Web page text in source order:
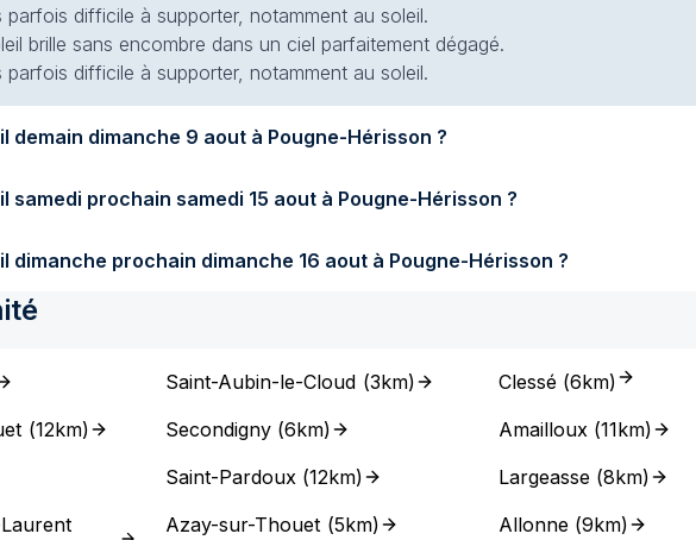
parfois difficile à supporter, notamment au soleil.
brille sans encombre dans un ciel parfaitement dégagé.
parfois difficile à supporter, notamment au soleil.
Quel temps fera-t-il demain dimanche 9 aout à Pougne-Hérisson ?
Quel temps fera-t-il samedi prochain samedi 15 aout à Pougne-Hérisson ?
Quel temps fera-t-il dimanche prochain dimanche 16 aout à Pougne-Hérisson ?
(12km)
Saint-Aubin-le-Cloud (3km)
Secondigny (6km)
Saint-Pardoux (12km)
Azay-sur-Thouet (5km)
Clessé(6km)
Amailloux(11km)
Largeasse(8km)
Allonne(9km)